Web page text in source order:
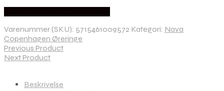
Varenummer (SKU): 5715461009572 Kategori: Nava
Copenhagen Øreringe
Previous Product
Next Product
Beskrivelse